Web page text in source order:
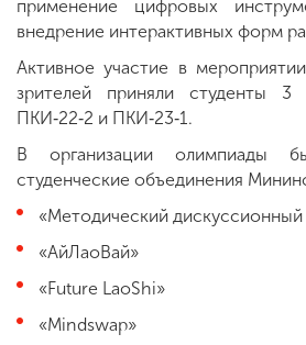
применение цифровых
внедрение интерактивных форм
Активное участие в
зрителей приняли студенты
ПКИ‑22‑2 и ПКИ‑23‑1.
В организации олимпиады
студенческие объединения
«Методический дискуссионный
«АйЛаоВай»
«Future LaoShi»
«Mindswap»